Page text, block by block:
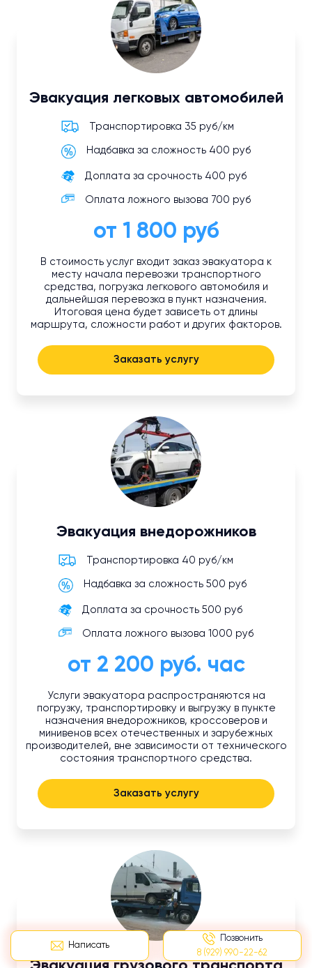
Написать
Позвонить
8 (929) 990-22-62
Эвакуация легковых автомобилей
Транспортировка 35 руб/км
Надбавка за сложность 400 руб
Доплата за срочность 400 руб
Оплата ложного вызова 700 руб
от 1 800 руб
В стоимость услуг входит заказ эвакуатора к
месту начала перевозки транспортного
средства, погрузка легкового автомобиля и
дальнейшая перевозка в пункт назначения.
Итоговая цена будет зависеть от длины
маршрута, сложности работ и других факторов.
Заказать услугу
Эвакуация внедорожников
Транспортировка 40 руб/км
Надбавка за сложность 500 руб
Доплата за срочность 500 руб
Оплата ложного вызова 1000 руб
от 2 200 руб. час
Услуги эвакуатора распространяются на
погрузку, транспортировку и выгрузку в пункте
назначения внедорожников, кроссоверов и
минивенов всех отечественных и зарубежных
производителей, вне зависимости от технического
состояния транспортного средства.
Заказать услугу